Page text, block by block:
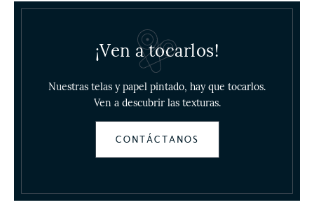
¡Ven a tocarlos!
Nuestras telas y papel pintado, hay que tocarlos.
Ven a descubrir las texturas.
CONTÁCTANOS